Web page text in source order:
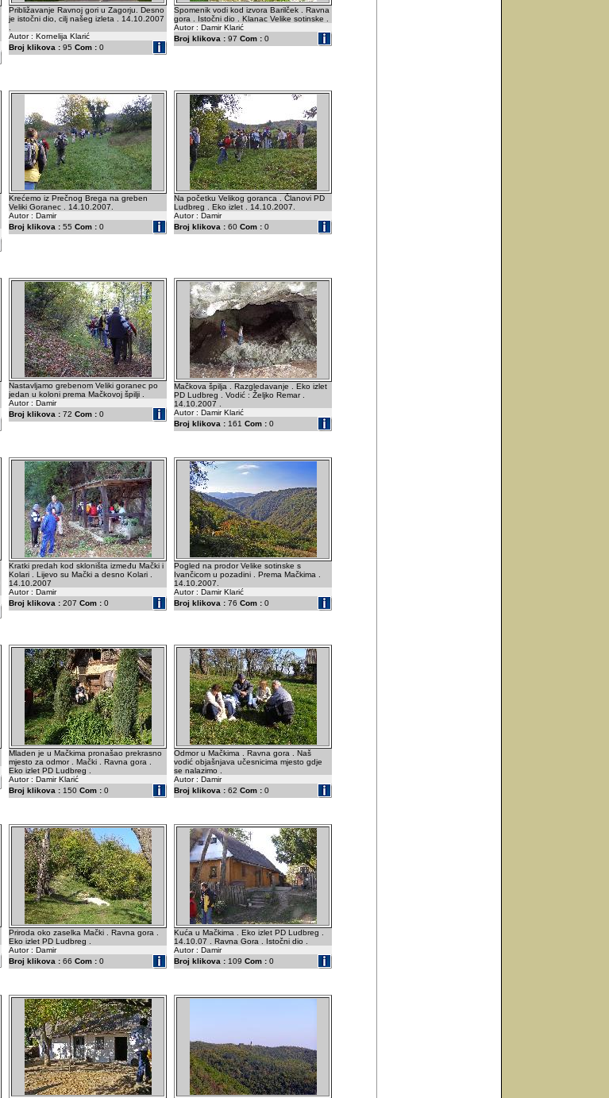
Približavanje Ravnoj gori u Zagorju. Desno
je istočni dio, cilj našeg izleta . 14.10.2007
Autor : Kornelija Klarić
Broj klikova : 95 Com : 0
Spomenik vodi kod izvora Barilček . Ravna
gora . Istočni dio . Klanac Velike sotinske .
Autor : Damir Klarić
Broj klikova : 97 Com : 0
Krećemo iz Prečnog Brega na greben
Veliki Goranec . 14.10.2007.
Autor : Damir
Broj klikova : 55 Com : 0
Na početku Velikog goranca . Članovi PD
Ludbreg . Eko izlet . 14.10.2007.
Autor : Damir
Broj klikova : 60 Com : 0
Nastavljamo grebenom Veliki goranec po
jedan u koloni prema Mačkovoj špilji .
Autor : Damir
Broj klikova : 72 Com : 0
Mačkova špilja . Razgledavanje . Eko izlet
PD Ludbreg . Vodić : Željko Remar .
14.10.2007 .
Autor : Damir Klarić
Broj klikova : 161 Com : 0
Kratki predah kod skloništa između Mački i
Kolari . Lijevo su Mački a desno Kolari .
14.10.2007
Autor : Damir
Broj klikova : 207 Com : 0
Pogled na prodor Velike sotinske s
Ivančicom u pozadini . Prema Mačkima .
14.10.2007.
Autor : Damir Klarić
Broj klikova : 76 Com : 0
Mladen je u Mačkima pronašao prekrasno
mjesto za odmor . Mački . Ravna gora .
Eko izlet PD Ludbreg .
Autor : Damir Klarić
Broj klikova : 150 Com : 0
Odmor u Mačkima . Ravna gora . Naš
vodić objašnjava učesnicima mjesto gdje
se nalazimo .
Autor : Damir
Broj klikova : 62 Com : 0
Priroda oko zaselka Mački . Ravna gora .
Eko izlet PD Ludbreg .
Autor : Damir
Broj klikova : 66 Com : 0
Kuća u Mačkima . Eko izlet PD Ludbreg .
14.10.07 . Ravna Gora . Istočni dio .
Autor : Damir
Broj klikova : 109 Com : 0